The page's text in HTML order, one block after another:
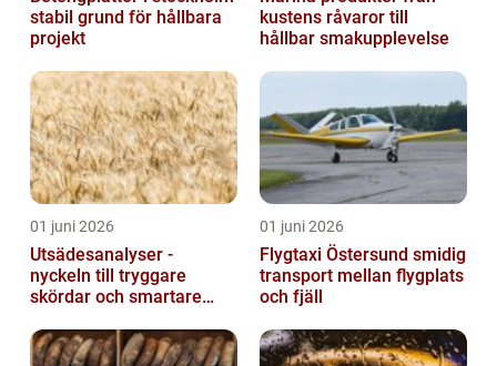
stabil grund för hållbara
projekt
kustens råvaror till
hållbar smakupplevelse
01 juni 2026
Utsädesanalyser -
nyckeln till tryggare
skördar och smartare
01 juni 2026
Flygtaxi Östersund smidig
transport mellan flygplats
och fjäll